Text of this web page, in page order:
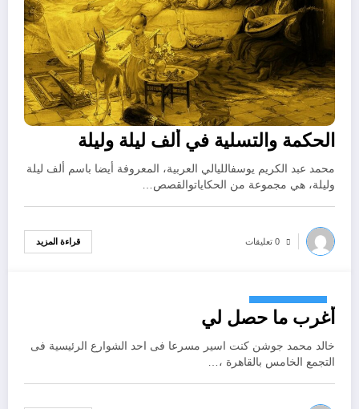
الحكمة والتسلية في ألف ليلة وليلة
محمد عبد الكريم يوسفالليالي العربية، المعروفة أيضا باسم ألف ليلة
وليلة، هي مجموعة من الحكاياتوالقصص…
0 تعليقات قراءة المزيد
أغرب ما حصل لي
خالد محمد جوشن كنت اسير مسرعا فى احد الشوارع الرئيسية فى
التجمع الخامس بالقاهرة ،…